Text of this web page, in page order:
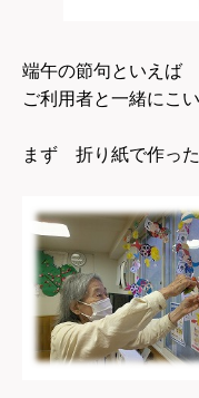
端午の節句といえば
ご利用者と一緒にこ
まず 折り紙で作った